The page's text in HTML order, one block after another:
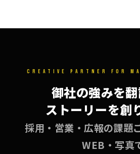
CREATIVE PARTNER FOR
御社の強みを翻
ストーリーを創
採用・営業・広報の課題
WEB・写真